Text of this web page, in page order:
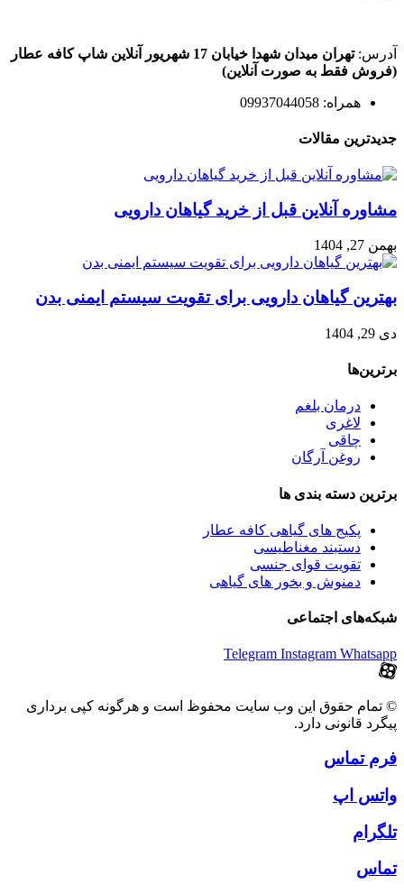
آدرس:تهران میدان شهدا خیابان 17 شهریور آنلاین شاپ کافه عطار
(فروش فقط به صورت آنلاین)
همراه: 09937044058
جدیدترین مقالات
مشاوره آنلاین قبل از خرید گیاهان دارویی
بهمن 27, 1404
بهترین گیاهان دارویی برای تقویت سیستم ایمنی بدن
دی 29, 1404
برترین‌ها
درمان بلغم
لاغری
چاقی
روغن آرگان
برترین‌ دسته بندی ها
پکیج های گیاهی کافه عطار
دستبند مغناطیسی
تقویت قوای جنسی
دمنوش و بخور های گیاهی
شبکه‌های اجتماعی
Telegram Instagram Whatsapp
© تمام حقوق این وب سایت محفوظ است و هرگونه کپی برداری
پیگرد قانونی دارد.
فرم تماس
واتس اپ
تلگرام
تماس